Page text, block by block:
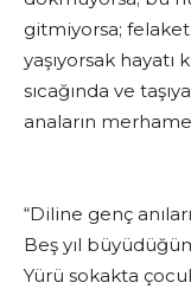
gitmiyorsa;
yaşıyorsak hayatı
sıcağında ve
anaların
“Diline genç
Beş yıl
Yürü sokakta